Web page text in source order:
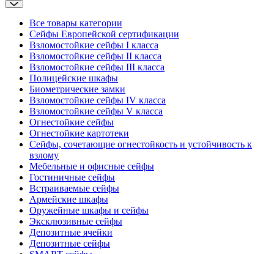
Все товары категории
Сейфы Европейской сертификации
Взломостойкие сейфы I класса
Взломостойкие сейфы II класса
Взломостойкие сейфы III класса
Полицейские шкафы
Биометрические замки
Взломостойкие сейфы IV класса
Взломостойкие сейфы V класса
Огнестойкие сейфы
Огнестойкие картотеки
Сейфы, сочетающие огнестойкость и устойчивость к
взлому
Мебельные и офисные сейфы
Гостиничные сейфы
Встраиваемые сейфы
Армейские шкафы
Оружейные шкафы и сейфы
Эксклюзивные сейфы
Депозитные ячейки
Депозитные сейфы